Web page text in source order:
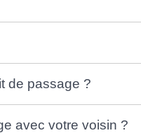
de passage ?
avec votre voisin ?